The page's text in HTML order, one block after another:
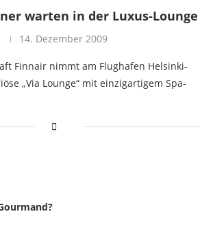
warten in der Luxus-Lounge
14. Dezember 2009
Finnair nimmt am Flughafen Helsinki-
„Via Lounge“ mit einzigartigem Spa-